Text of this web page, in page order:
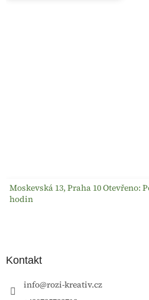
Moskevská 13, Praha 10 Otevřeno:
hodin
Kontakt
info@rozi-kreativ.cz